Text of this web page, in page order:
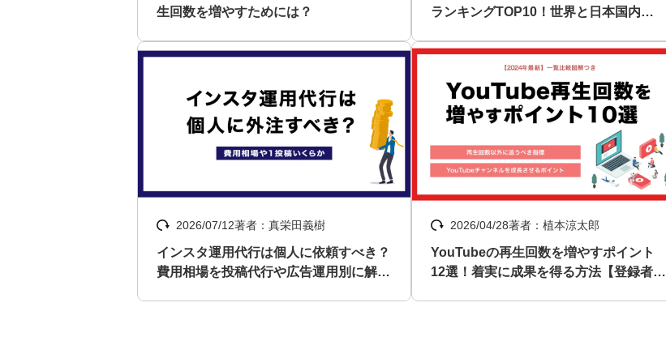
動画ディレクター
営業
正社員
マーケマネージャー
カスタマーサクセスマネージャー
常勤監査役
内部監査室長
募集要項一覧
生回数を増やすためには？
ランキングTOP10！世界と日本国内を
2026/07/12著者：真栄田義樹
インスタ運用代行は個人に依頼すべき？
費用相場を投稿代行や広告運用別に解
2026/04/28著者：植本涼太郎
YouTubeの再生回数を増やすポイント
12選！着実に成果を得る方法【登録者は